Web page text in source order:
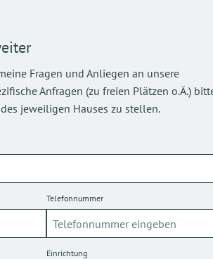
Fragen und Anliegen an unsere
Anfragen (zu freien Plätzen o.Ä.)
jeweiligen Hauses zu stellen.
Telefonnummer
Einrichtung